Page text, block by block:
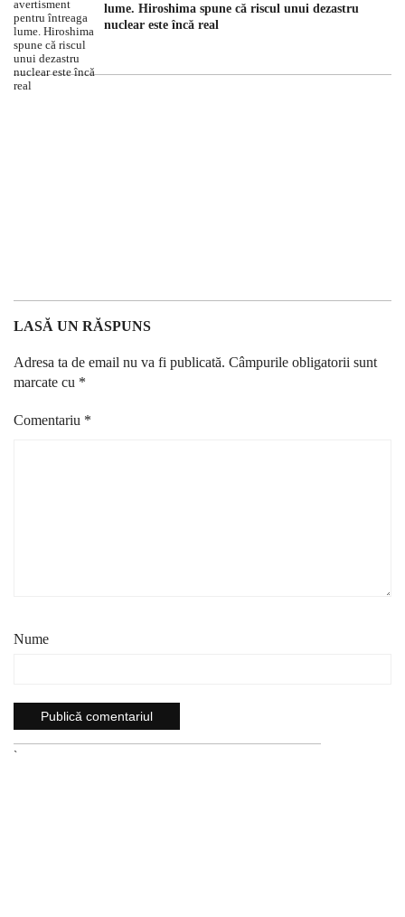
lume. Hiroshima spune că riscul unui dezastru
nuclear este încă real
LASĂ UN RĂSPUNS
Adresa ta de email nu va fi publicată. Câmpurile obligatorii sunt
marcate cu *
Comentariu *
Nume
`